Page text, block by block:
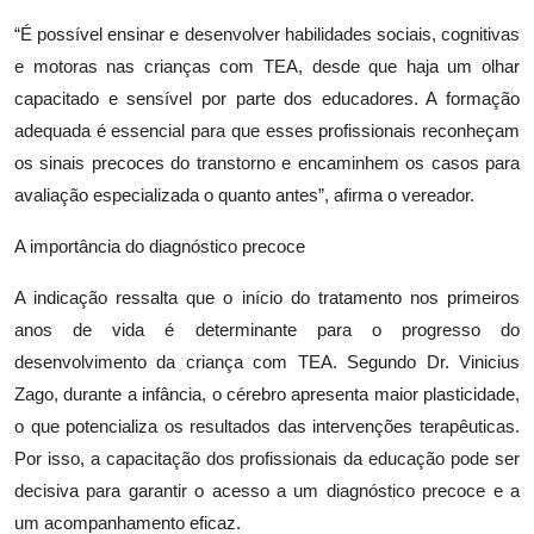
“É possível ensinar e desenvolver habilidades sociais, cognitivas
e motoras nas crianças com TEA, desde que haja um olhar
capacitado e sensível por parte dos educadores. A formação
adequada é essencial para que esses profissionais reconheçam
os sinais precoces do transtorno e encaminhem os casos para
avaliação especializada o quanto antes”, afirma o vereador.
A importância do diagnóstico precoce
A indicação ressalta que o início do tratamento nos primeiros
anos de vida é determinante para o progresso do
desenvolvimento da criança com TEA. Segundo Dr. Vinicius
Zago, durante a infância, o cérebro apresenta maior plasticidade,
o que potencializa os resultados das intervenções terapêuticas.
Por isso, a capacitação dos profissionais da educação pode ser
decisiva para garantir o acesso a um diagnóstico precoce e a
um acompanhamento eficaz.